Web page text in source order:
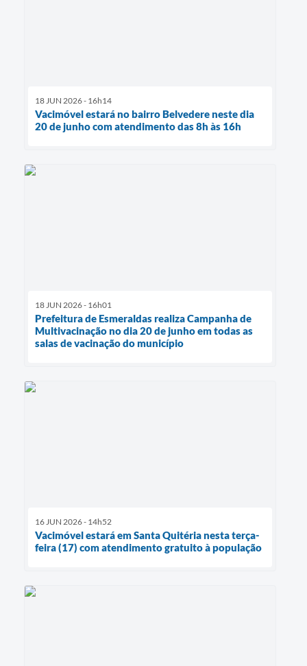
18 JUN 2026 - 16h14
Vacimóvel estará no bairro Belvedere neste dia
20 de junho com atendimento das 8h às 16h
18 JUN 2026 - 16h01
Prefeitura de Esmeraldas realiza Campanha de
Multivacinação no dia 20 de junho em todas as
salas de vacinação do município
16 JUN 2026 - 14h52
Vacimóvel estará em Santa Quitéria nesta terça-
feira (17) com atendimento gratuito à população